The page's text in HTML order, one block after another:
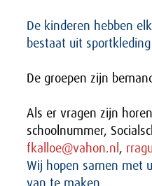
De kinderen hebben
bestaat uit
De groepen zijn
Als er vragen zijn
schoolnummer,
fkalloe@vahon.nl ,
Wij hopen samen met